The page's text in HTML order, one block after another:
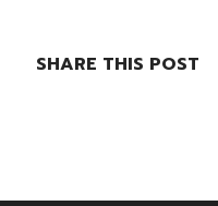
SHARE THIS POST